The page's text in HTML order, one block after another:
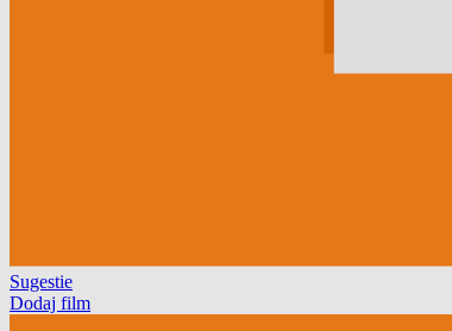
Sugestie
Dodaj film